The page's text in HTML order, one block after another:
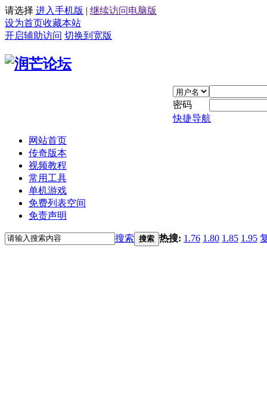
请选择 进入手机版 | 继续访问电脑版
设为首页收藏本站
开启辅助访问 切换到宽版
密码
快捷导航
网站首页
传奇版本
视频教程
常用工具
单机游戏
免费列表空间
免责声明
搜索 搜索 热搜: 1.76 1.80 1.85 1.95